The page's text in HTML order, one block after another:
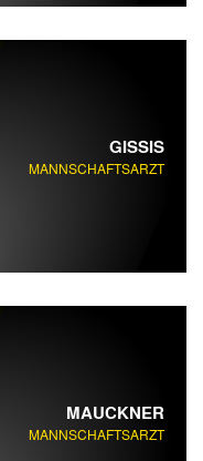
GISSIS
MANNSCHAFTSARZT
MAUCKNER
MANNSCHAFTSARZT